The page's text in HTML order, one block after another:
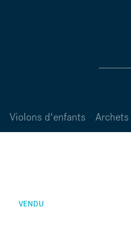
Violons d'enfants
VENDU